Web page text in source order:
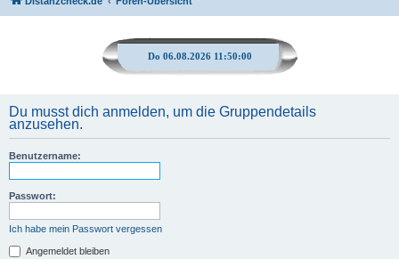
Do 06.08.2026 11:50:00
Du musst dich anmelden, um die Gruppendetails
anzusehen.
Benutzername:
Passwort:
Ich habe mein Passwort vergessen
Angemeldet bleiben